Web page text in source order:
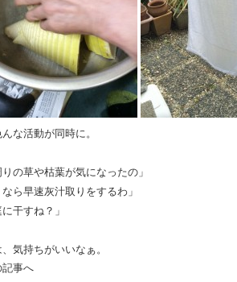
な活動が同時に。
の草や枯葉が気になったの」
ら早速灰汁取りをするわ」
干すね？」
気持ちがいいなぁ。
記事へ